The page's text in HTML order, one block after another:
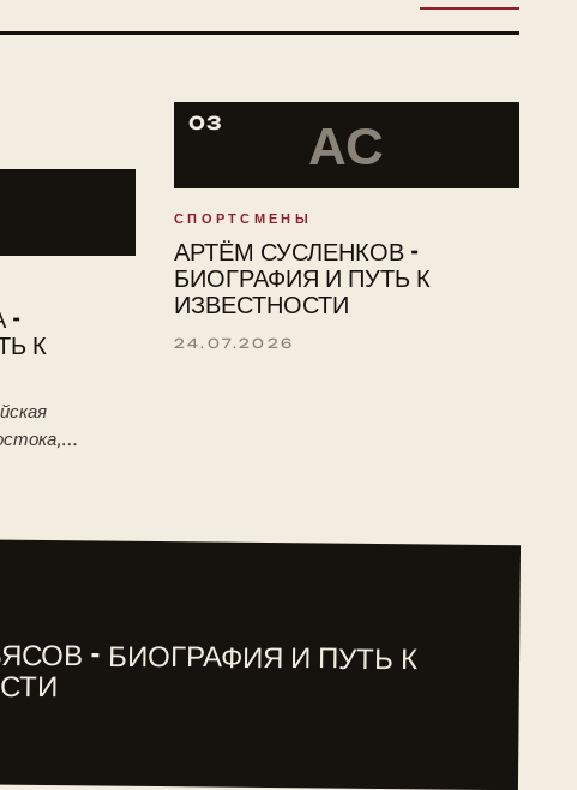
-
К
03 АС
СПОРТСМЕНЫ
АРТЁМ СУСЛЕНКОВ -
БИОГРАФИЯ И ПУТЬ К
ИЗВЕСТНОСТИ
24.07.2026
- БИОГРАФИЯ И ПУТЬ К